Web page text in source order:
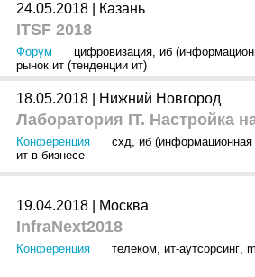
24.05.2018 | Казань
ITSF 2018
Форум цифровизация, иб
рынок ит (тенденции ит)
18.05.2018 | Нижний Новгород
Лаборатория IT. Настройка
Конференция схд, иб (информационная
ит в бизнесе
19.04.2018 | Москва
InfraNext2018
Конференция телеком, ит-аутсорсинг,